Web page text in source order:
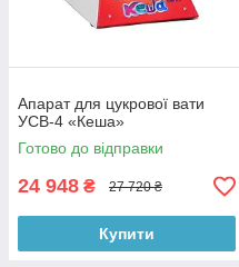
Апарат для цукрової вати
УСВ-4 «Кеша»
Готово до відправки
24 948 ₴ 27 720 ₴
Купити